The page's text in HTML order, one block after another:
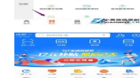
中国联通手机营业厅销户操作
指引